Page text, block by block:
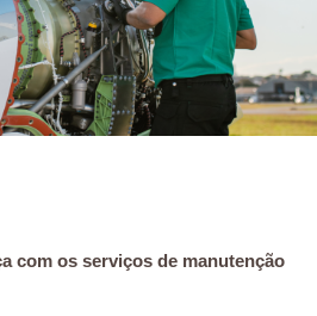
com os serviços de manutenção